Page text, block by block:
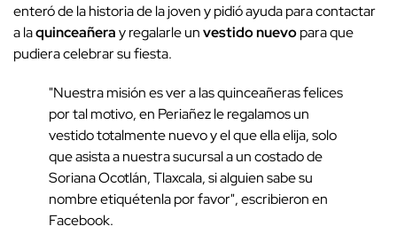
enteró de la historia de la joven y pidió ayuda para contactar
a laquinceañeray regalarle unvestido nuevopara que
pudiera celebrar su fiesta.
"Nuestra misión es ver a las quinceañeras felices
por tal motivo, en Periañez le regalamos un
vestido totalmente nuevo y el que ella elija, solo
que asista a nuestra sucursal a un costado de
Soriana Ocotlán, Tlaxcala, si alguien sabe su
nombre etiquétenla por favor", escribieron en
Facebook.